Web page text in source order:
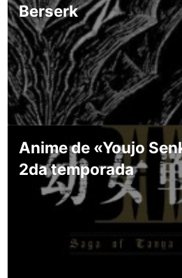
Berserk
Anime de «Youjo
2da temporada